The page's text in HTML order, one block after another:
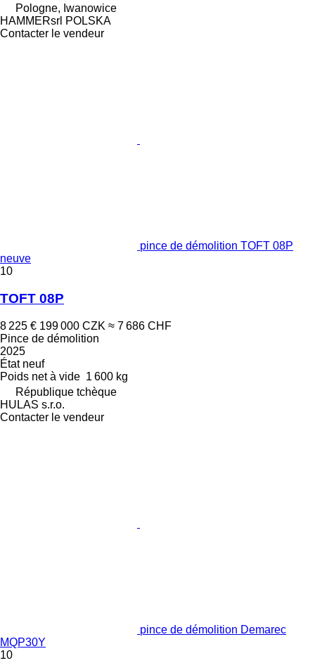
Pologne, Iwanowice
HAMMERsrl POLSKA
Contacter le vendeur
pince de démolition TOFT 08P
neuve
10
TOFT 08P
8 225 € 199 000 CZK ≈ 7 686 CHF
Pince de démolition
2025
Étatneuf
Poids net à vide 1 600 kg
République tchèque
HULAS s.r.o.
Contacter le vendeur
pince de démolition Demarec
MQP30Y
10